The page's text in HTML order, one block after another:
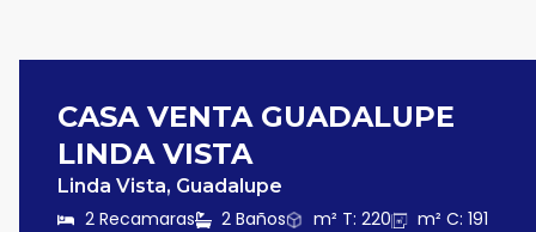
CASA VENTA GUADALUPE
LINDA VISTA
Linda Vista, Guadalupe
2 Recamaras 2 Baños m² T: 220
m² C: 191